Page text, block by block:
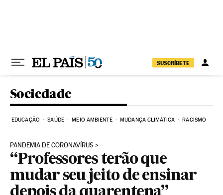
SUSCRÍBETE
Sociedade
EDUCAÇÃO SAÚDE MEIO AMBIENTE MUDANÇA CLIMÁTICA RACISMO
PANDEMIA DE CORONAVÍRUS
“Professores terão que
mudar seu jeito de ensinar